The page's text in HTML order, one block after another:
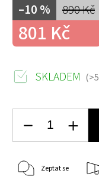
890 Kč
–10 %
801 Kč
SKLADEM
Zeptat se